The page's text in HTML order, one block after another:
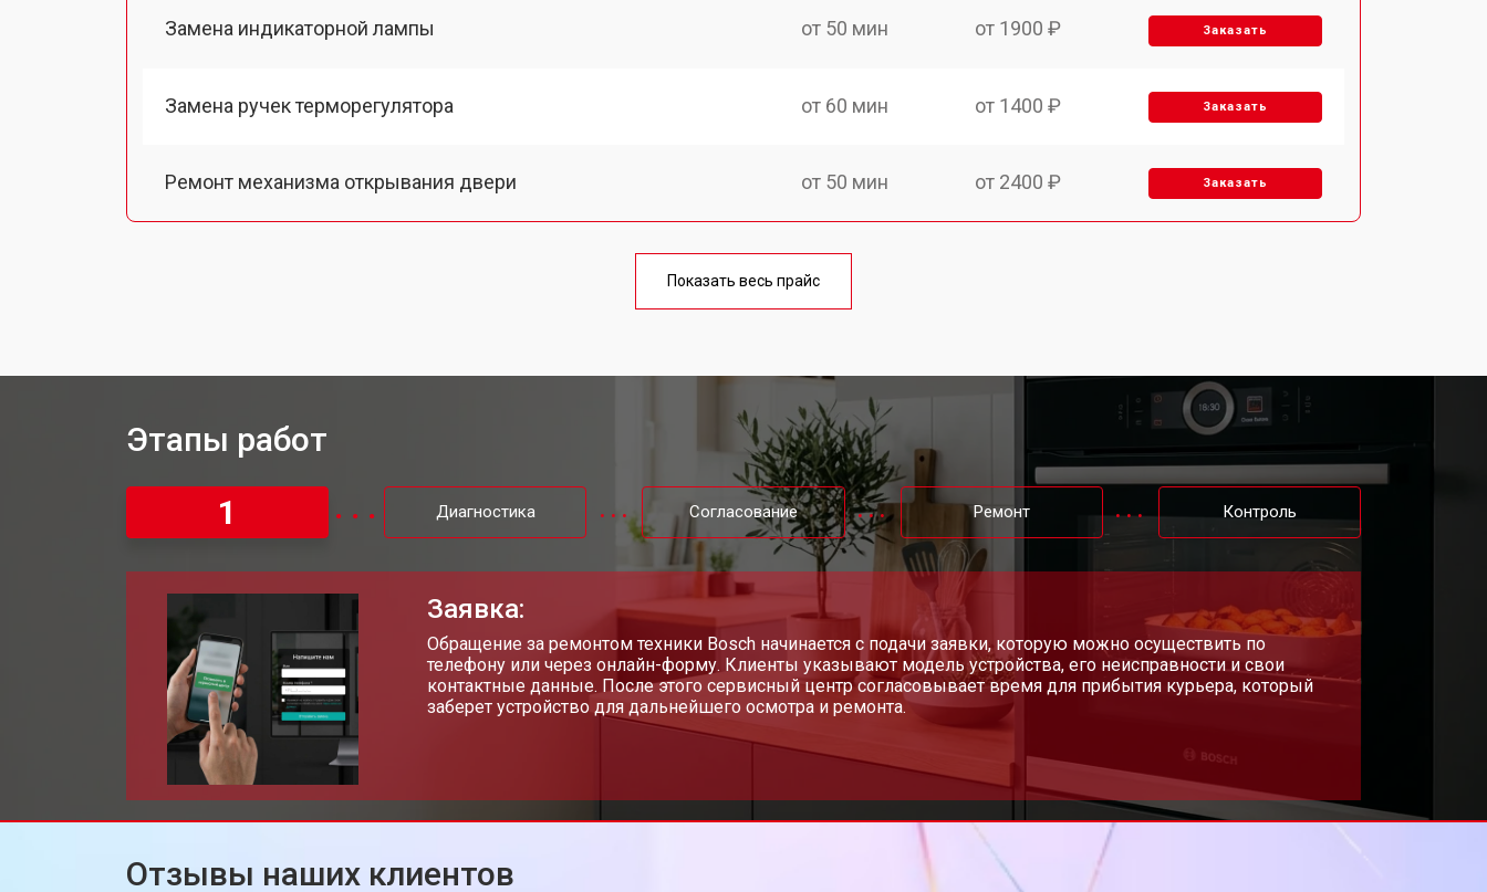
Замена индикаторной лампы от 50 мин от 1900 ₽ Заказать
Замена ручек терморегулятора от 60 мин от 1400 ₽ Заказать
Ремонт механизма открывания двери от 50 мин от 2400 ₽ Заказать
от 90 мин
от 80 мин Заказать
Замена панели управления от 120 мин от 4500 ₽ Заказать
Показать весь прайс
Этапы работ
1
Диагностика Согласование Ремонт Контроль
Заявка:
Обращение за ремонтом техники Bosch начинается с подачи заявки, которую можно осуществить по
телефону или через онлайн-форму. Клиенты указывают модель устройства, его неисправности и свои
контактные данные. После этого сервисный центр согласовывает время для прибытия курьера, который
заберет устройство для дальнейшего осмотра и ремонта.
Отзывы наших клиентов